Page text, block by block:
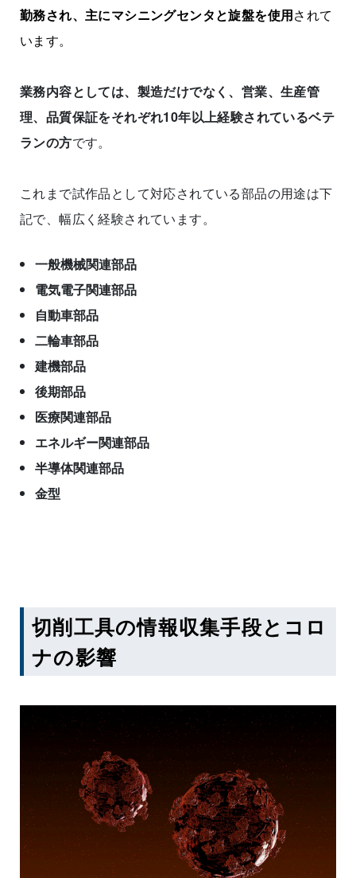
勤務され、主にマシニングセンタと旋盤を使用されて
います。
業務内容としては、製造だけでなく、営業、生産管
理、品質保証をそれぞれ10年以上経験されているベテ
ランの方です。
これまで試作品として対応されている部品の用途は下
記で、幅広く経験されています。
一般機械関連部品
電気電子関連部品
自動車部品
二輪車部品
建機部品
後期部品
医療関連部品
エネルギー関連部品
半導体関連部品
金型
切削工具の情報収集手段とコロ
ナの影響